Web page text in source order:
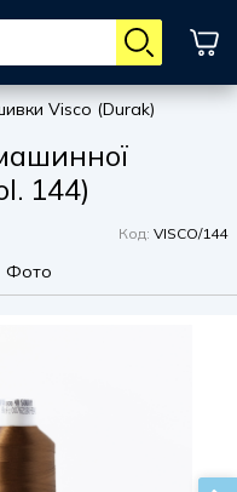
Visco (Durak)
144)
Код: VISCO/144
Фото